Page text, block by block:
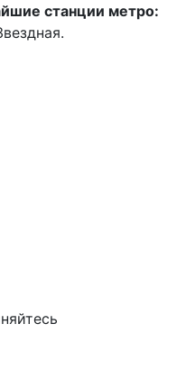
станции метро: